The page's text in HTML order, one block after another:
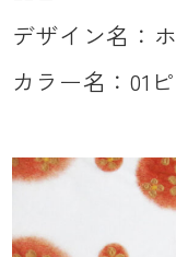
デザイン名：
カラー名：01